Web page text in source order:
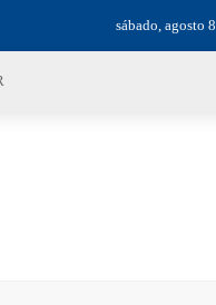
sábado, agosto 8